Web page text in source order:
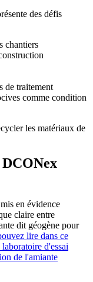
des défis
chantiers
de traitement
comme condition
les matériaux de
en évidence
claire entre
dit géogène pour
lire dans ce
d'essai
de l'amiante